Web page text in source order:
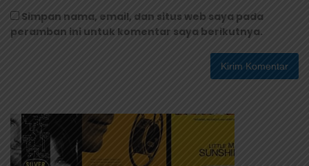
Simpan nama, email, dan situs web saya pada
peramban ini untuk komentar saya berikutnya.